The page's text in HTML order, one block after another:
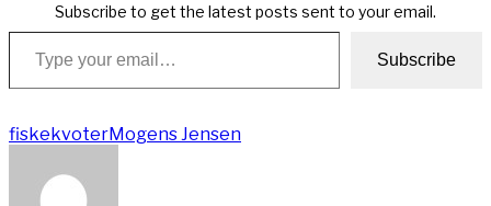
Subscribe to get the latest posts sent to your email.
Type your email…
Subscribe
fiskekvoterMogens Jensen